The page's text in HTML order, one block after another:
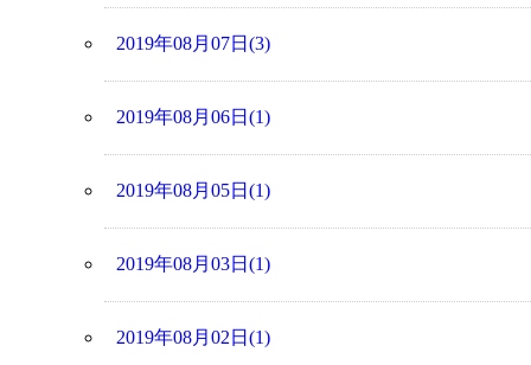
2019年08月07日(3)
2019年08月06日(1)
2019年08月05日(1)
2019年08月03日(1)
2019年08月02日(1)